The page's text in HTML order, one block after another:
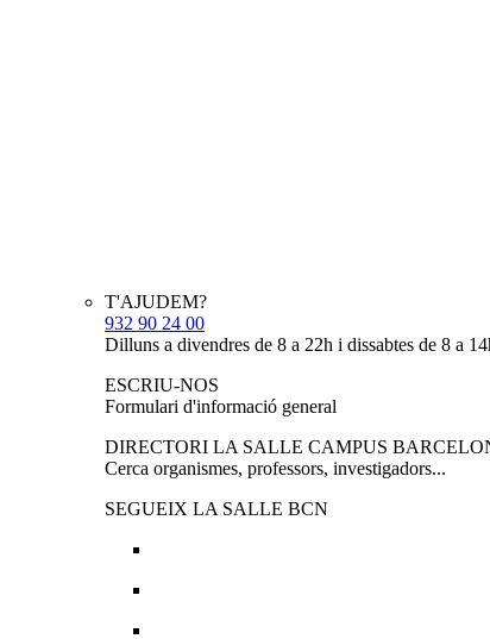
T'AJUDEM?
932 90 24 00
Dilluns a divendres de 8 a 22h i dissabtes de 8 a
ESCRIU-NOS
Formulari d'informació general
DIRECTORI LA SALLE CAMPUS
Cerca organismes, professors, investigadors...
SEGUEIX LA SALLE BCN